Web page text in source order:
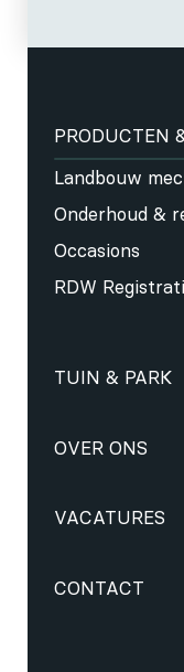
PRODUCTEN
Landbouw
Onderhoud &
Occasions
RDW
TUIN & PARK
OVER ONS
VACATURES
CONTACT